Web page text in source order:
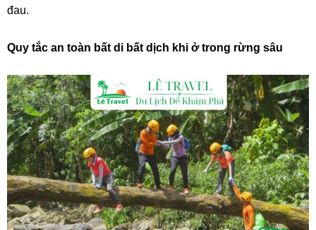
đau.
Quy tắc an toàn bất di bất dịch khi ở trong rừng sâu